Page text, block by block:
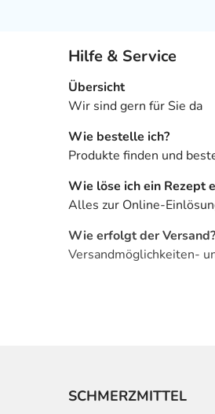
Hilfe & Service
Übersicht
Wir sind gern für Sie da
Wie bestelle ich?
Produkte finden und
Wie löse ich ein Rezept
Alles zur Online-
Wie erfolgt der Versand?
Versandmöglichkeiten-
SCHMERZMITTEL